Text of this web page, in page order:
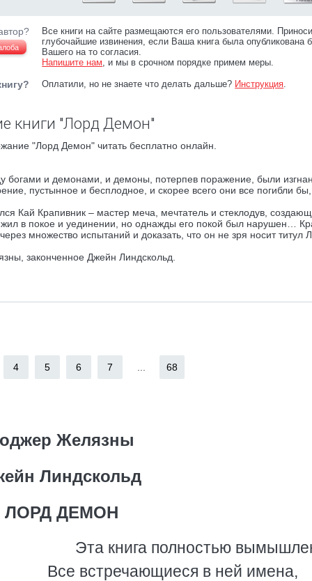
Все книги на сайте размещаются его пользователями.
глубочайшие извинения, если Ваша книга была опубликована
Вашего на то согласия.
Напишите нам, и мы в срочном порядке примем меры.
Оплатили, но не знаете что делать дальше? Инструкция.
книги "Лорд Демон"
"Лорд Демон" читать бесплатно онлайн.
богами и демонами, и демоны, потерпев поражение, были
пустынное и бесплодное, и скорее всего они все погибли
Кай Крапивник – мастер меча, мечтатель и стеклодув,
в покое и уединении, но однажды его покой был нарушен…
множество испытаний и доказать, что он не зря носит титул
законченное Джейн Линдскольд.
4 5 6 7 68
Желязны
Линдскольд
ЛОРД ДЕМОН
Эта книга полностью
Все встречающиеся в ней имена,